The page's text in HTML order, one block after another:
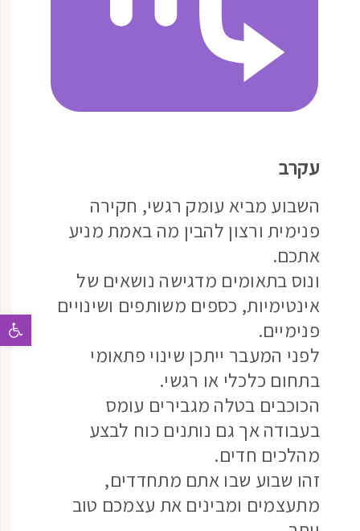
עקרב
השבוע מביא עומק רגשי, חקירה
פנימית ורצון להבין מה באמת מניע
אתכם.
ונוס בתאומים מדגישה נושאים של
אינטימיות, כספים משותפים ושינויים
פנימיים.
לפני המעבר ייתכן שינוי פתאומי
בתחום כלכלי או רגשי.
הכוכבים בטלה מגבירים עומס
בעבודה אך גם נותנים כוח לבצע
מהלכים חדים.
זהו שבוע שבו אתם מתחדדים,
מתעצמים ומבינים את עצמכם טוב